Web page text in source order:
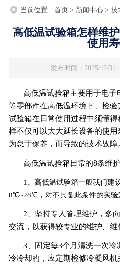
当前位置： 首页> 新闻中心> 技
高低温试验箱怎样维
使用
发布时间：2025/12/31
高低温试验箱主要用于电
等零部件在高低温环境下、检
试验箱在日常使用过程中须懂
样不仅可以大大延长设备的使
为怠于保养，而导致的技术故障
高低温试验箱日常的8条维
1、高低温试验箱一般我们建
8℃~28℃，对不具备此条件的实验
2、坚持专人管理维护，多
交流，以获得较专业的维护、维
3、固定每3个月清洗一次
冷冷却的，应定期检修冷凝风